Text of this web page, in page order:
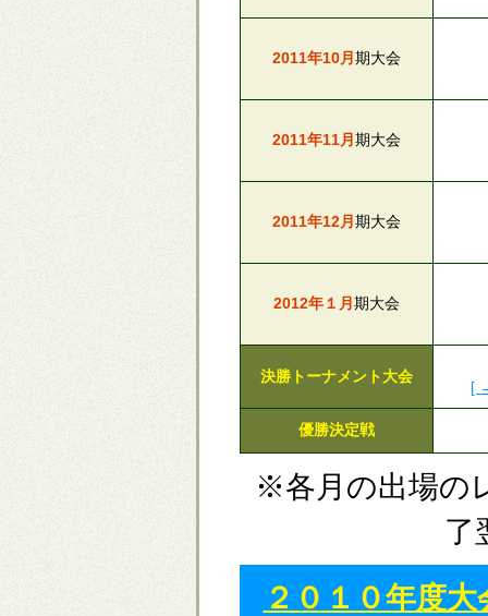
2011年10月 期大会
2011年11月 期大会
2011年12月 期大会
2012年１月 期大会
決勝トーナメント大会
[
優勝決定戦
※各月の出場の
了
２０１０年度